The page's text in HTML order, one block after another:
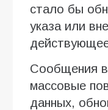
стало бы
указа или
Сообщения в
массовые
данных,